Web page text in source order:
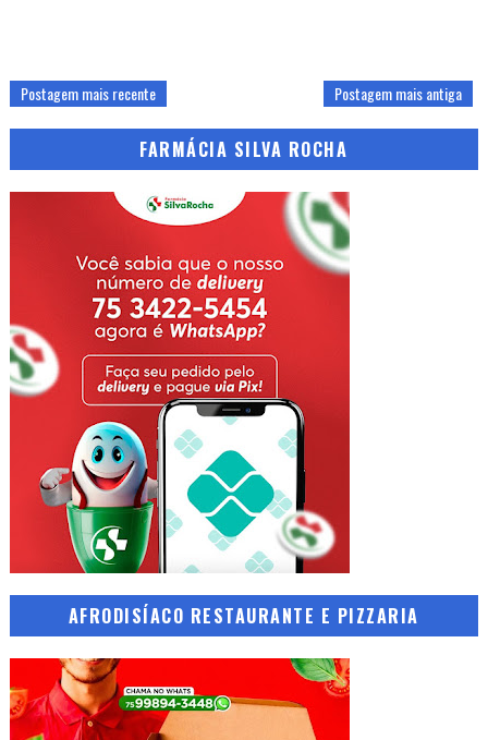
Postagem mais recente Postagem mais antiga
FARMÁCIA SILVA ROCHA
AFRODISÍACO RESTAURANTE E PIZZARIA